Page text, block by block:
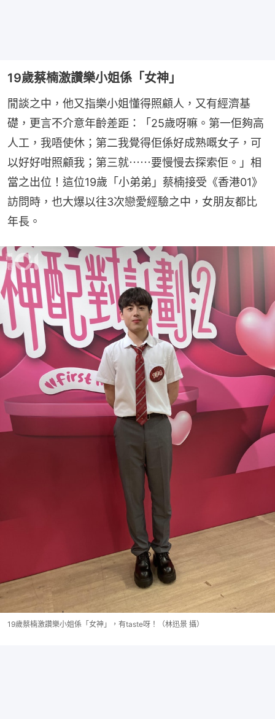
19歲蔡楠激讚樂小姐係「女神」
閒談之中，他又指樂小姐懂得照顧人，又有經濟基
礎，更言不介意年齡差距：「25歲呀嘛。第一佢夠高
人工，我唔使休；第二我覺得佢係好成熟嘅女子，可
以好好咁照顧我；第三就⋯⋯要慢慢去探索佢。」相
當之出位！這位19歲「小弟弟」蔡楠接受《香港01》
訪問時，也大爆以往3次戀愛經驗之中，女朋友都比
年長。
19歲蔡楠激讚樂小姐係「女神」，有taste呀！（林迅景 攝）